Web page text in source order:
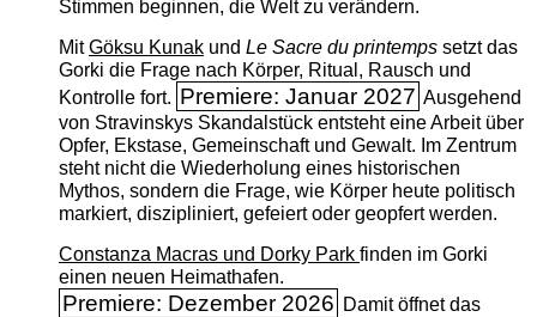
Stimmen beginnen, die Welt zu verändern.
MitGöksu Kunakund Le Sacre du printempssetzt das
Gorki die Frage nach Körper, Ritual, Rausch und
Kontrolle fort. Premiere: Januar 2027 Ausgehend
von Stravinskys Skandalstück entsteht eine Arbeit über
Opfer, Ekstase, Gemeinschaft und Gewalt. Im Zentrum
steht nicht die Wiederholung eines historischen
Mythos, sondern die Frage, wie Körper heute politisch
markiert, diszipliniert, gefeiert oder geopfert werden.
Constanza Macras und Dorky Park finden im Gorki
einen neuen Heimathafen.
Premiere: Dezember 2026 Damit öffnet das